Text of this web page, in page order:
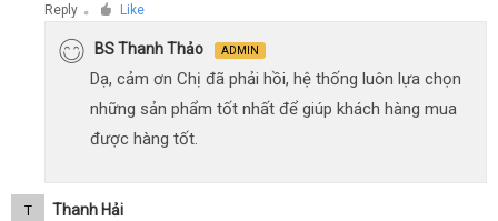
Reply ● Like
BS Thanh Thảo ADMIN
Dạ, cảm ơn Chị đã phải hồi, hệ thống luôn lựa chọn
những sản phẩm tốt nhất để giúp khách hàng mua
được hàng tốt.
T Thanh Hải